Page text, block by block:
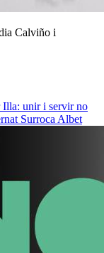
Calviño i
Illa: unir i servir no
Surroca Albet